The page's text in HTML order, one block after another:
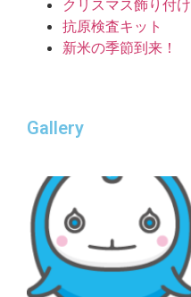
クリスマス飾り付け
抗原検査キット
新米の季節到来！
Gallery